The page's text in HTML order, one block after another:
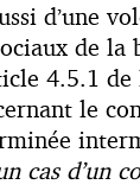
d’une
de la
4.5.1
le
cas d’un